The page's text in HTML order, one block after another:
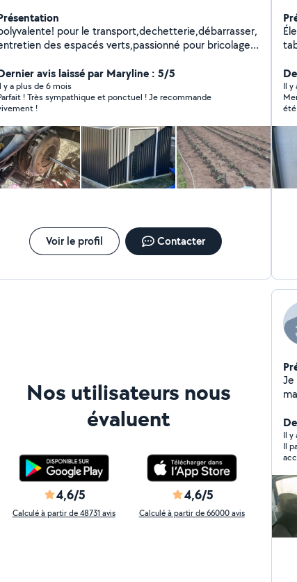
pour le transport,dechetterie,débarrasser,
des espacés verts,passionné pour bricolage
au plaisir de vous aider
avis laissé par Maryline : 5/5
y a plus de 6 mois
! Très sympathique et ponctuel ! Je recommande
!
Voir le profil Contacter
Électricité
Il y
Nos utilisateurs nous
évaluent
4,6/5
Calculé à partir de 48731 avis
4,6/5
Calculé à partir de 66000 avis
Je
,
Il y
Il
accord . Pas de nom de
ce